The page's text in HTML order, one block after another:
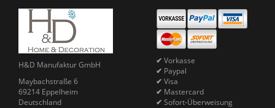
H&D Manufaktur GmbH
Maybachstraße 6
69214 Eppelheim
Deutschland
✔ Vorkasse
✔ Paypal
✔ Visa
✔ Mastercard
✔ Sofort-Überweisung